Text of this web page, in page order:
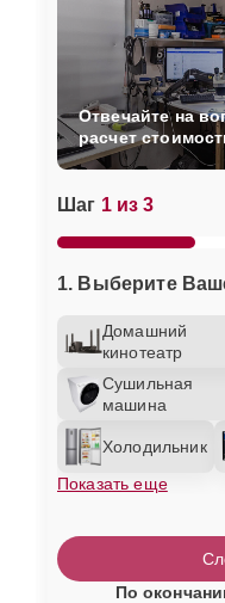
Шаг 1 из 3
1. Выберите
Домашний
кинотеатр
Сушильная
машина
Холодильник
Показать еще
Отвечайте на
расчет
По